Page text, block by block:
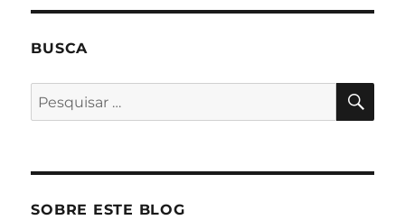
BUSCA
Pesquisar
por:
SOBRE ESTE BLOG